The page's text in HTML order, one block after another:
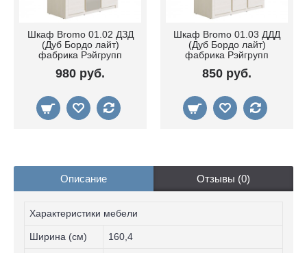
Шкаф Bromo 01.02 ДЗД
(Дуб Бордо лайт)
фабрика Рэйгрупп
980 руб.
Шкаф Bromo 01.03 ДДД
(Дуб Бордо лайт)
фабрика Рэйгрупп
850 руб.
Описание Отзывы (0)
Характеристики мебели
Ширина (см) 160,4